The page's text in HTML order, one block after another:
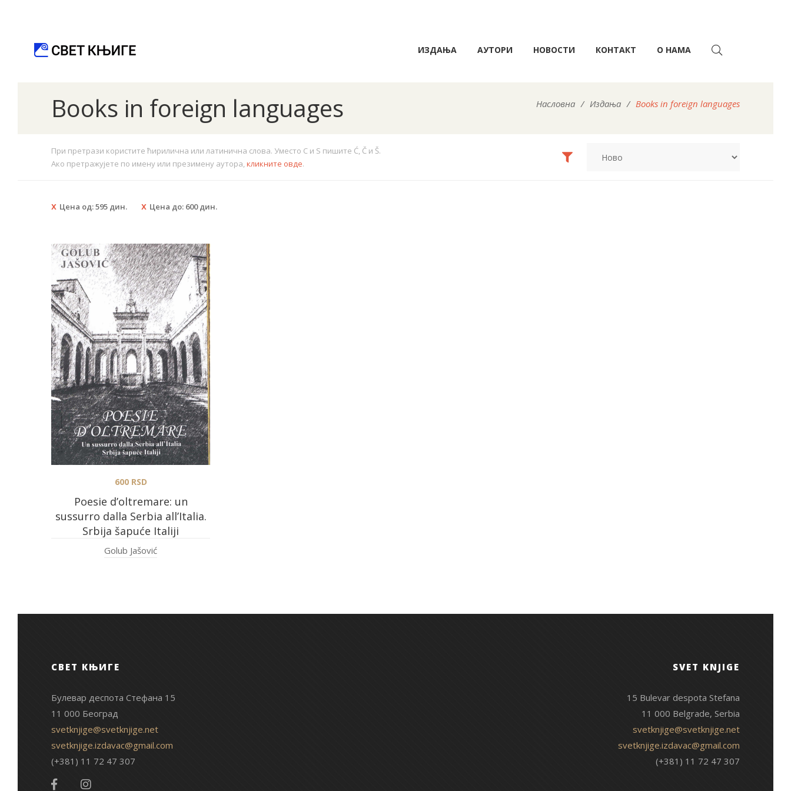
ИЗДАЊА АУТОРИ НОВОСТИ КОНТАКТ О НАМА
Books in foreign languages Насловна / Издања / Books in foreign languages
При претрази користите ћирилична или латинична слова. Уместо C и S пишите Ć, Č и Š.
Ако претражујете по имену или презимену аутора,кликните овде.
Цена од:595 дин. Цена до: 600дин.
Poesie d’oltremare: un
sussurro dalla Serbia all’Italia.
Srbija šapuće Italiji
600RSD
Golub Jašović
СВЕТ КЊИГЕ
Булевар деспота Стефана 15
11 000 Београд
svetknjige@svetknjige.net
svetknjige.izdavac@gmail.com
(+381) 11 72 47 307
SVET KNJIGE
15 Bulevar despota Stefana
11 000 Belgrade, Serbia
svetknjige@svetknjige.net
svetknjige.izdavac@gmail.com
(+381) 11 72 47 307